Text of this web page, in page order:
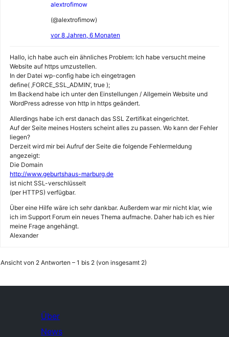
alextrofimow
(@alextrofimow)
vor 8 Jahren, 6 Monaten
Hallo, ich habe auch ein ähnliches Problem: Ich habe versucht meine
Website auf https umzustellen.
In der Datei wp-config habe ich eingetragen
define( ‚FORCE_SSL_ADMIN‘, true );
Im Backend habe ich unter den Einstellungen / Allgemein Website und
WordPress adresse von http in https geändert.
Allerdings habe ich erst danach das SSL Zertifikat eingerichtet.
Auf der Seite meines Hosters scheint alles zu passen. Wo kann der Fehler
liegen?
Derzeit wird mir bei Aufruf der Seite die folgende Fehlermeldung
angezeigt:
Die Domain
http://www.geburtshaus-marburg.de
ist nicht SSL-verschlüsselt
(per HTTPS) verfügbar.
Über eine Hilfe wäre ich sehr dankbar. Außerdem war mir nicht klar, wie
ich im Support Forum ein neues Thema aufmache. Daher hab ich es hier
meine Frage angehängt.
Alexander
Ansicht von 2 Antworten – 1 bis 2 (von insgesamt 2)
Über
News